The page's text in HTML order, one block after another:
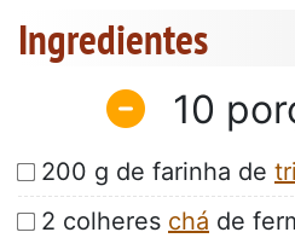
Ingredientes
10
200 g de farinha de
2 colheres chá de